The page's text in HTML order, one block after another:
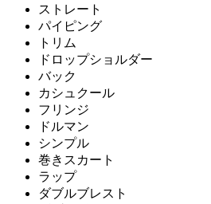
ストレート
パイピング
トリム
ドロップショルダー
バック
カシュクール
フリンジ
ドルマン
シンプル
巻きスカート
ラップ
ダブルブレスト